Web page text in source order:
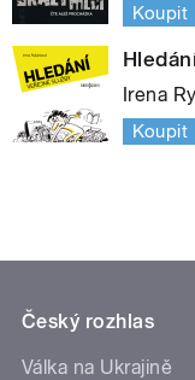
Koupit
Irena
Koupit
Český rozhlas
Válka na Ukrajině